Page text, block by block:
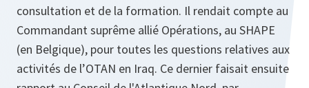
consultation et de la formation. Il rendait compte au
Commandant suprême allié Opérations, au SHAPE
(en Belgique), pour toutes les questions relatives aux
activités de l’OTAN en Iraq. Ce dernier faisait ensuite